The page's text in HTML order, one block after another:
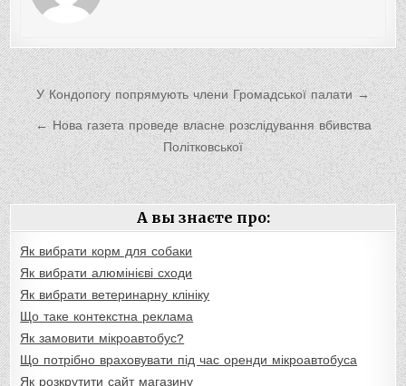
Навигация
по
записям
У Кондопогу попрямують члени Громадської палати →
← Нова газета проведе власне розслідування вбивства
Політковської
А вы знаєте про:
Як вибрати корм для собаки
Як вибрати алюмінієві сходи
Як вибрати ветеринарну клініку
Що таке контекстна реклама
Як замовити мікроавтобус?
Що потрібно враховувати під час оренди мікроавтобуса
Як розкрутити сайт магазину